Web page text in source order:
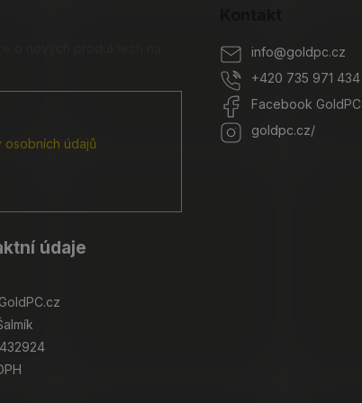
osobních údajů
info@goldpc.cz
+420 735 971 434
Facebook GoldPC
goldpc.cz/
údaje